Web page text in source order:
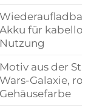
Akku für
Nutzung
Motiv aus der Star
Wars-Galaxie,
Gehäusefarbe